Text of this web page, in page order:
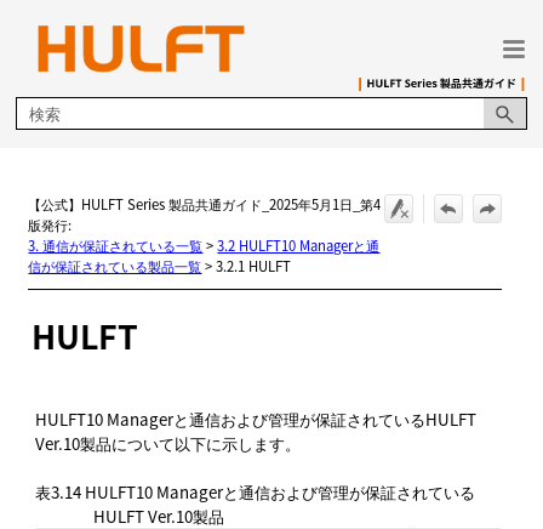
メイン コンテンツにスキップ
【公式】HULFT Series 製品共通ガイド_2025年5月1日_第4
版発行:
3. 通信が保証されている一覧>3.2 HULFT10 Managerと通
信が保証されている製品一覧>3.2.1 HULFT
HULFT
HULFT10 Managerと通信および管理が保証されているHULFT
Ver.10製品について以下に示します。
表3.14 HULFT10 Managerと通信および管理が保証されている
HULFT Ver.10製品